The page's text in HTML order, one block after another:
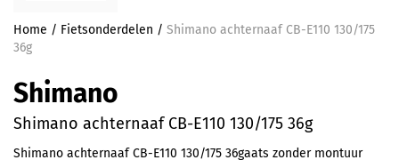
Home / Fietsonderdelen / Shimano achternaaf CB-E110 130/175
36g
Shimano
Shimano achternaaf CB-E110 130/175 36g
Shimano achternaaf CB-E110 130/175 36gaats zonder montuur